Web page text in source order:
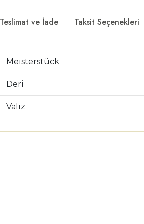
Teslimat ve İade Taksit Seçenekleri
Meisterstück
Deri
Valiz